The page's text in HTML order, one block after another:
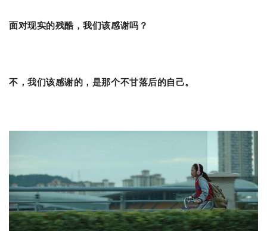
面对现实的残酷，我们该感谢吗？
不，我们该感谢的，是那个不甘落后的自己。